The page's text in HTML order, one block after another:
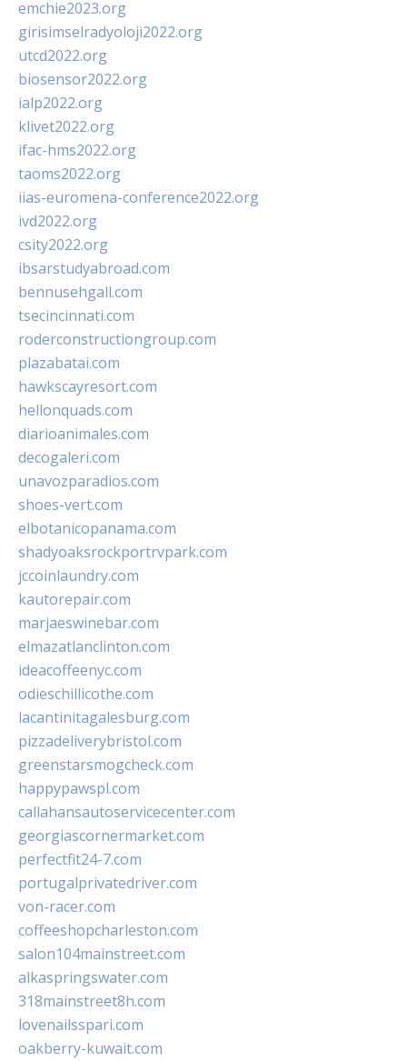
emchie2023.org
girisimselradyoloji2022.org
utcd2022.org
biosensor2022.org
ialp2022.org
klivet2022.org
ifac-hms2022.org
taoms2022.org
iias-euromena-conference2022.org
ivd2022.org
csity2022.org
ibsarstudyabroad.com
bennusehgall.com
tsecincinnati.com
roderconstructiongroup.com
plazabatai.com
hawkscayresort.com
hellonquads.com
diarioanimales.com
decogaleri.com
unavozparadios.com
shoes-vert.com
elbotanicopanama.com
shadyoaksrockportrvpark.com
jccoinlaundry.com
kautorepair.com
marjaeswinebar.com
elmazatlanclinton.com
ideacoffeenyc.com
odieschillicothe.com
lacantinitagalesburg.com
pizzadeliverybristol.com
greenstarsmogcheck.com
happypawspl.com
callahansautoservicecenter.com
georgiascornermarket.com
perfectfit24-7.com
portugalprivatedriver.com
von-racer.com
coffeeshopcharleston.com
salon104mainstreet.com
alkaspringswater.com
318mainstreet8h.com
lovenailsspari.com
oakberry-kuwait.com